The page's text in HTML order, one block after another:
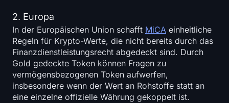
2. Europa
In der Europäischen Union schafft MiCA einheitliche
Regeln für Krypto-Werte, die nicht bereits durch das
Finanzdienstleistungsrecht abgedeckt sind. Durch
Gold gedeckte Token können Fragen zu
vermögensbezogenen Token aufwerfen,
insbesondere wenn der Wert an Rohstoffe statt an
eine einzelne offizielle Währung gekoppelt ist.